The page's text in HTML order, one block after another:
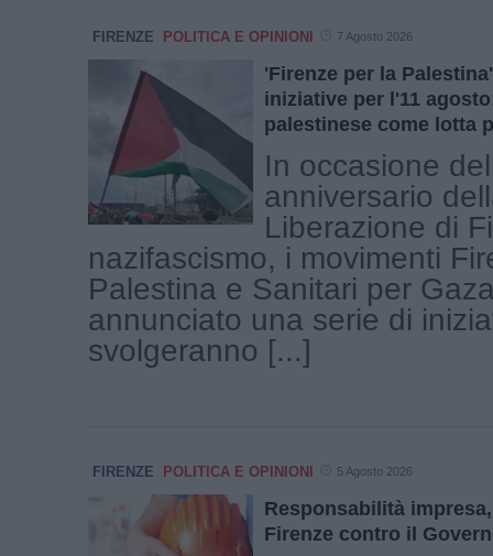
FIRENZE POLITICA E OPINIONI 7 Agosto 2026
'Firenze per la
iniziative per l'11
palestinese come lotta
In occasione
anniversario
Liberazione di
nazifascismo, i movimenti
Palestina e Sanitari per
annunciato una serie di
svolgeranno [...]
FIRENZE POLITICA E OPINIONI 5 Agosto 2026
Responsabilità
Firenze contro il